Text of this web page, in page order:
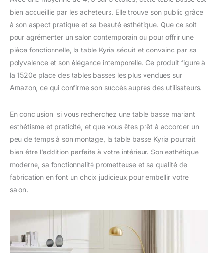
bien accueillie par les acheteurs. Elle trouve son public grâce
à son aspect pratique et sa beauté esthétique. Que ce soit
pour agrémenter un salon contemporain ou pour offrir une
pièce fonctionnelle, la table Kyria séduit et convainc par sa
polyvalence et son élégance intemporelle. Ce produit figure à
la 1520e place des tables basses les plus vendues sur
Amazon, ce qui confirme son succès auprès des utilisateurs.
En conclusion, si vous recherchez une table basse mariant
esthétisme et praticité, et que vous êtes prêt à accorder un
peu de temps à son montage, la table basse Kyria pourrait
bien être l’addition parfaite à votre intérieur. Son esthétique
moderne, sa fonctionnalité prometteuse et sa qualité de
fabrication en font un choix judicieux pour embellir votre
salon.